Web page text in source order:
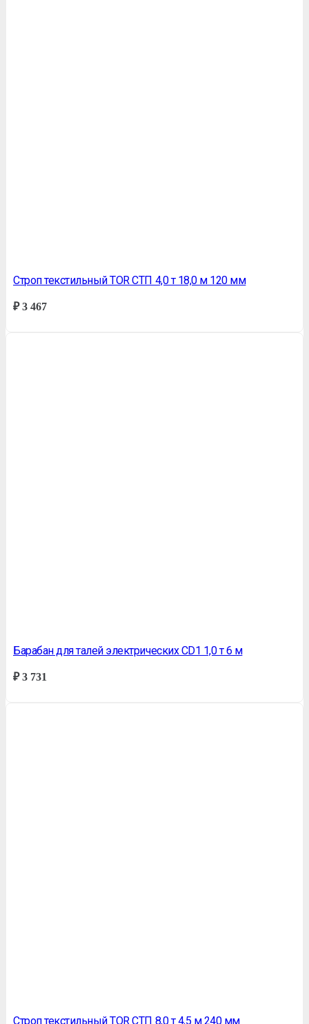
Строп текстильный TOR СТП 4,0 т 18,0 м 120 мм
₽3 467
Барабан для талей электрических CD1 1,0 т 6 м
₽3 731
Строп текстильный TOR СТП 8,0 т 4,5 м 240 мм